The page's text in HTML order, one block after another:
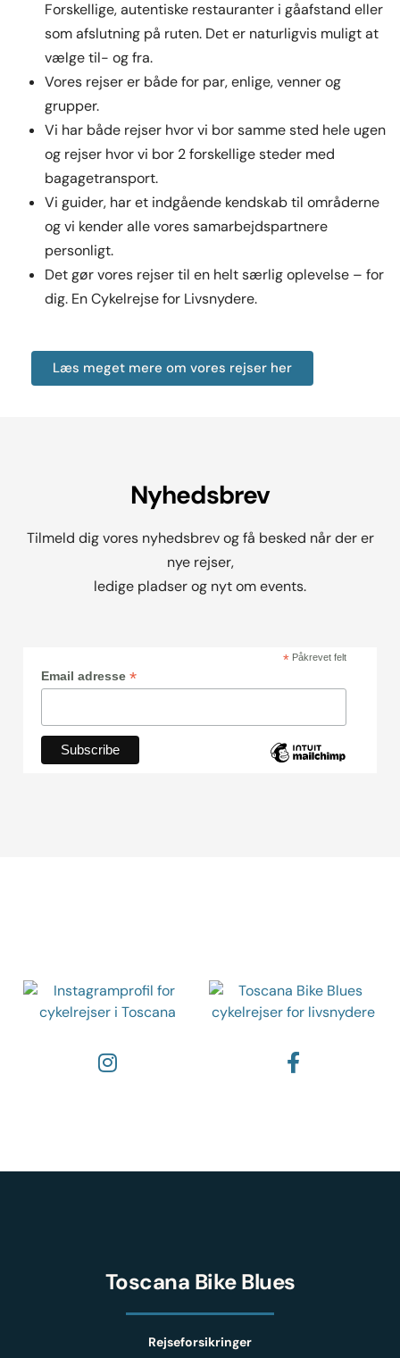
Forskellige, autentiske restauranter i gåafstand eller
som afslutning på ruten. Det er naturligvis muligt at
vælge til- og fra.
Vores rejser er både for par, enlige, venner og
grupper.
Vi har både rejser hvor vi bor samme sted hele ugen
og rejser hvor vi bor 2 forskellige steder med
bagagetransport.
Vi guider, har et indgående kendskab til områderne
og vi kender alle vores samarbejdspartnere
personligt.
Det gør vores rejser til en helt særlig oplevelse – for
dig. En Cykelrejse for Livsnydere.
Læs meget mere om vores rejser her
Nyhedsbrev
Tilmeld dig vores nyhedsbrev og få besked når der er
nye rejser,
ledige pladser og nyt om events.
*Påkrevet felt
Email adresse *
Toscana Bike Blues
Rejseforsikringer